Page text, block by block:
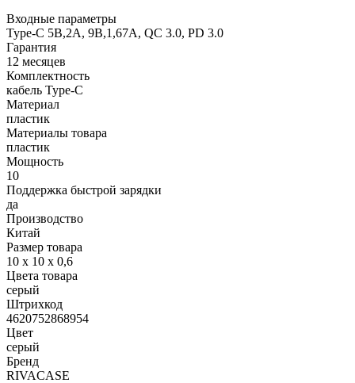
Входные параметры
Type-C 5В,2A, 9В,1,67A, QC 3.0, PD 3.0
Гарантия
12 месяцев
Комплектность
кабель Type-C
Материал
пластик
Материалы товара
пластик
Мощность
10
Поддержка быстрой зарядки
да
Производство
Китай
Размер товара
10 x 10 x 0,6
Цвета товара
серый
Штрихкод
4620752868954
Цвет
серый
Бренд
RIVACASE